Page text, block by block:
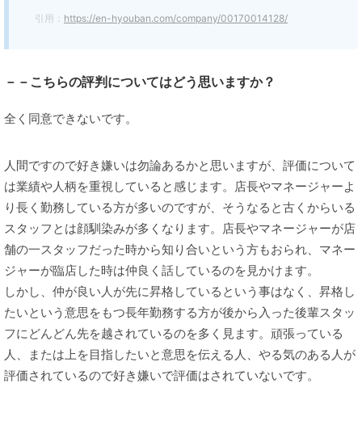
引用： https://en-hyouban.com/company/00170014128/
－－こちらの評判についてはどう思いますか？
全く同意できないです。
人間ですので好き嫌いは勿論あるかと思いますが、評価について
は業績や人柄を重視していると感じます。店長やマネージャーよ
り長く勤務している方が多いのですが、そうなると古くからいる
スタッフとは顔馴染みが多くなります。店長やマネージャーが店
舗の一スタッフだった時から知り合いという方もおられ、マネー
ジャーが臨店した時は仲良く話しているのを見かけます。
しかし、仲が良い人が先に昇格しているという事はなく、昇格し
たいという意思をもつ長年勤務する方が後から入った後輩スタッ
フにどんどん先を越されているのを多く見ます。頑張っている
人、または上を目指したいと意思を伝える人、やる気のある人が
評価されているので好き嫌いで評価はされていないです。